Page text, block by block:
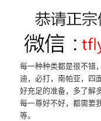
每一种种类都是很不错
迪，必打，南帕亚，四
好充足的准备，多了解
每一尊好不好，都需要
等。